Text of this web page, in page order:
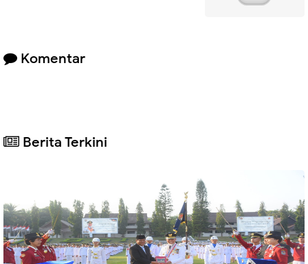
Komentar
Berita Terkini